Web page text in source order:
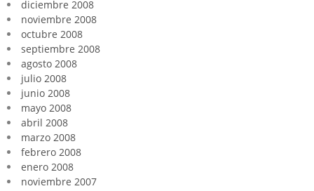
diciembre 2008
noviembre 2008
octubre 2008
septiembre 2008
agosto 2008
julio 2008
junio 2008
mayo 2008
abril 2008
marzo 2008
febrero 2008
enero 2008
noviembre 2007